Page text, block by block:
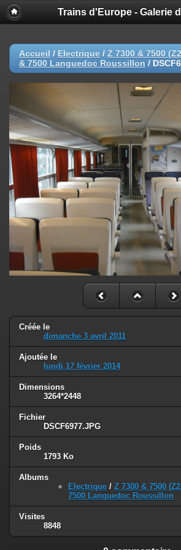
Trains d'Europe - Galerie
Accueil / Electrique / Z 7300 & 7500
& 7500 Languedoc Roussillon /
Créée le
dimanche 3 avril 2011
Ajoutée le
lundi 17 février 2014
Dimensions
3264*2448
Fichier
DSCF6977.JPG
Poids
1793 Ko
Albums
Electrique / Z 7300 & 7500
7500 Languedoc Roussillon
Visites
8848